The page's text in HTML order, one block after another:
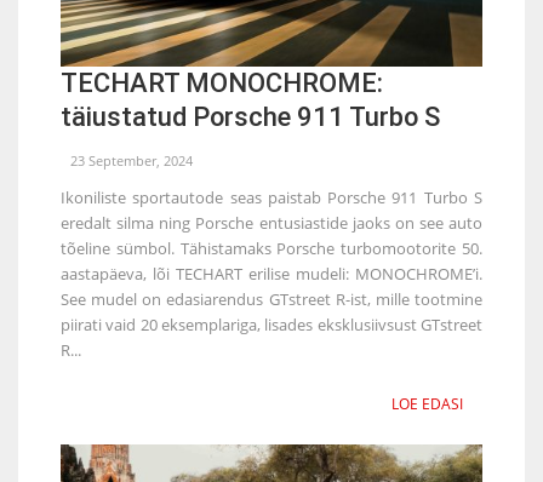
TECHART MONOCHROME:
täiustatud Porsche 911 Turbo S
23 September, 2024
Ikoniliste sportautode seas paistab Porsche 911 Turbo S
eredalt silma ning Porsche entusiastide jaoks on see auto
tõeline sümbol. Tähistamaks Porsche turbomootorite 50.
aastapäeva, lõi TECHART erilise mudeli: MONOCHROME’i.
See mudel on edasiarendus GTstreet R-ist, mille tootmine
piirati vaid 20 eksemplariga, lisades eksklusiivsust GTstreet
R...
LOE EDASI